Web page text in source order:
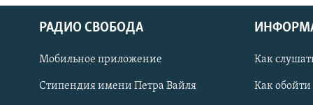
РАДИО СВОБОДА
Мобильное приложение
Стипендия имени Петра Вайля
Как
Как